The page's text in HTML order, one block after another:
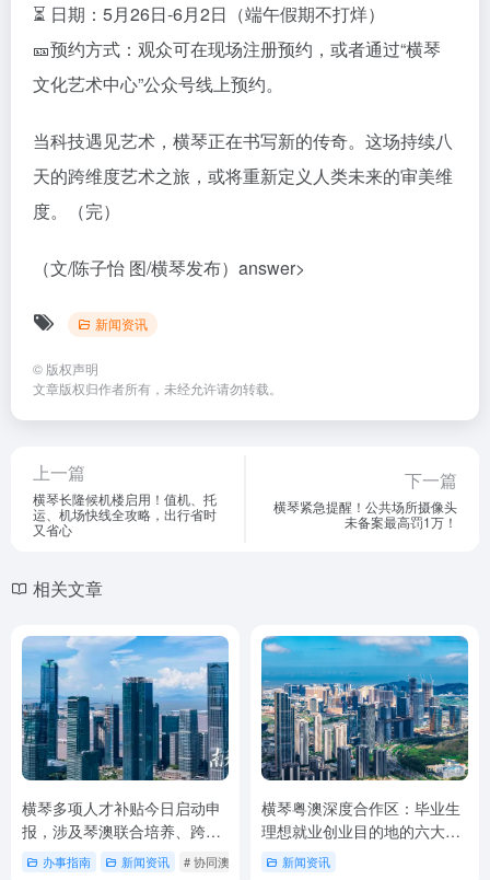
⏳ 日期：5月26日-6月2日（端午假期不打烊）
🎫预约方式： 观众可在现场注册预约，或者通过“横琴
文化艺术中心”公众号线上预约。
当科技遇见艺术，横琴正在书写新的传奇。这场持续八
天的跨维度艺术之旅，或将重新定义人类未来的审美维
度。（完）
（文/陈子怡 图/横琴发布）answer>
新闻资讯
© 版权声明
文章版权归作者所有，未经允许请勿转载。
上一篇
横琴长隆候机楼启用！值机、托
运、机场快线全攻略，出行省时
又省心
下一篇
横琴紧急提醒！公共场所摄像头
未备案最高罚1万！
相关文章
横琴多项人才补贴今日启动申
报，涉及琴澳联合培养、跨境
执业等五大领域
办事指南 新闻资讯 # 协同澳门引进人才补贴 # 支持澳门专业人才跨境执业
横琴粤澳深度合作区：毕业生
理想就业创业目的地的六大优
势 新闻资讯